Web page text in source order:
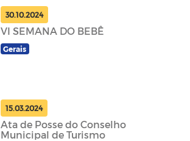
30.10.2024
VI SEMANA DO BEBÊ
Gerais
15.03.2024
Ata de Posse do Conselho
Municipal de Turismo